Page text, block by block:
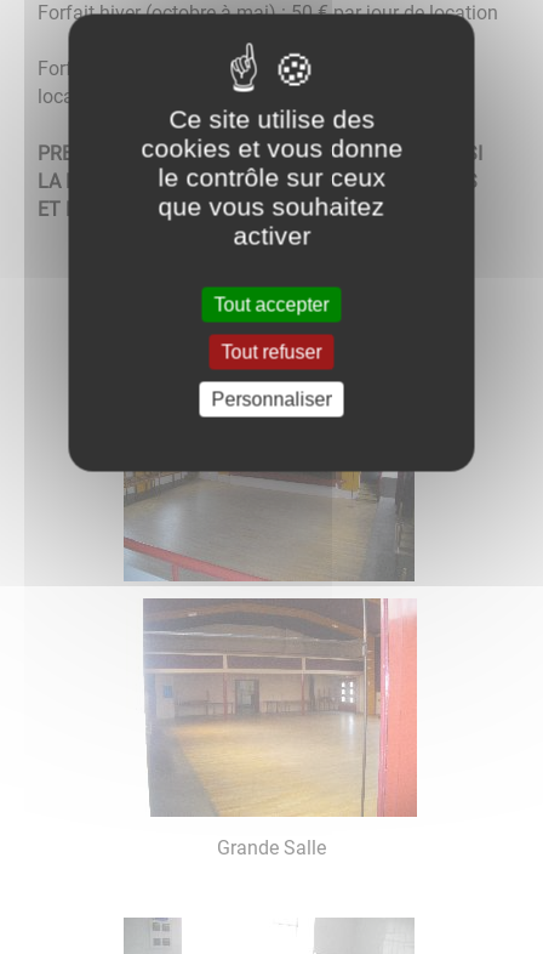
Forfait hiver (octobre à mai) : 50 € par jour de location
Forfait été (juin à septembre) : 40 € par jour de
location
PRENDRE CONTACT AVEC LA MAIRIE POUR VOIR SI
LA LOCATION EST POSSIBLE SUIVANT VOS DATES
ET ÉVÈNEMENT PRÉVU.
Grande Salle
Ce site utilise des
cookies et vous donne
le contrôle sur ceux
que vous souhaitez
activer
Tout accepter
Tout refuser
Personnaliser